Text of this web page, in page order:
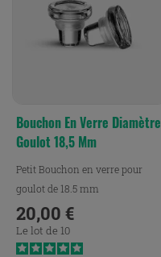
Bouchon En Verre Diamètre
Goulot 18,5 Mm
Petit Bouchon en verre pour
goulot de 18.5 mm
Prix
20,00 €
Le lot de 10